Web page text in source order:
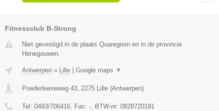
Fitnessclub B-Strong
Niet gevestigd in de plaats Quaregnon en in de provincie
Henegouwen.
Antwerpen » Lille Google maps ▼
Poederleeseweg 43, 2275 Lille (Antwerpen)
Tel: 0493/706416, Fax: -, BTW-nr: 0828720191